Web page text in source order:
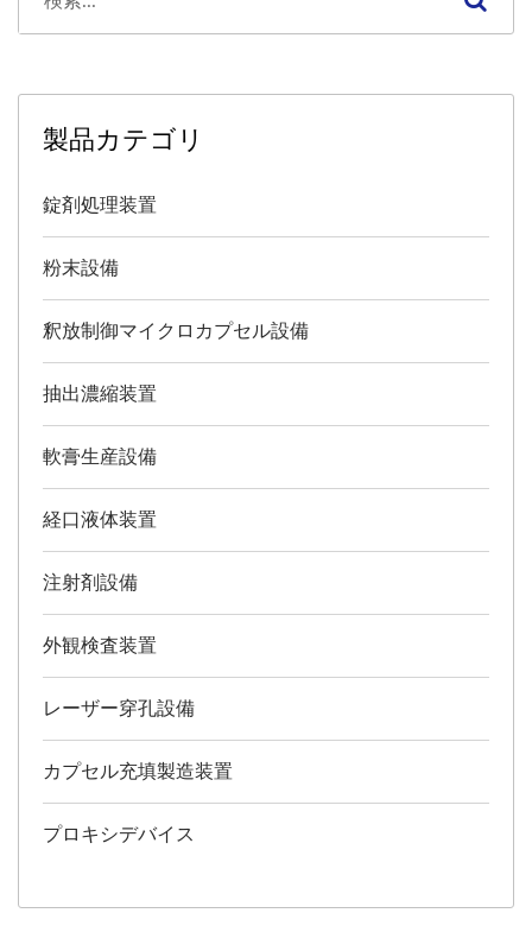
製品カテゴリ
錠剤処理装置
粉末設備
釈放制御マイクロカプセル設備
抽出濃縮装置
軟膏生産設備
経口液体装置
注射剤設備
外観検査装置
レーザー穿孔設備
カプセル充填製造装置
プロキシデバイス